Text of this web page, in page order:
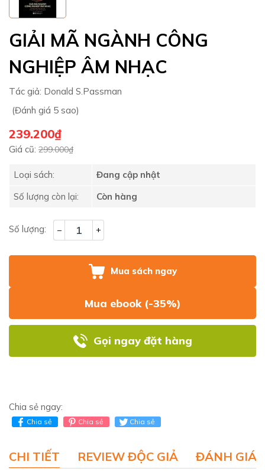
GIẢI MÃ NGÀNH CÔNG
NGHIỆP ÂM NHẠC
Tác giả: Donald S.Passman
(Đánh giá 5 sao)
239.200₫
Giá cũ: 299.000₫
Loại sách:
Đang cập nhật
Số lượng còn lại:
Còn hàng
Số lượng: – +
Mua sách ngay
Mua ebook (-35%)
Gọi ngay đặt hàng
Chia sẻ ngay:
Chia sẻ Chia sẻ Chia sẻ
CHI TIẾT REVIEW ĐỘC GIẢ ĐÁNH GIÁ